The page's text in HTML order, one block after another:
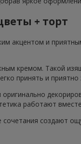
+ торт
акцентом и
кремом. Такой
принять и приятно
работают
создают